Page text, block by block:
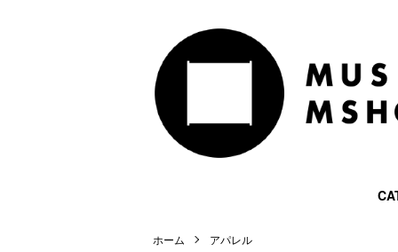
ホーム アパレル